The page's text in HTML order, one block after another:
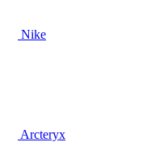
Nike
Arcteryx